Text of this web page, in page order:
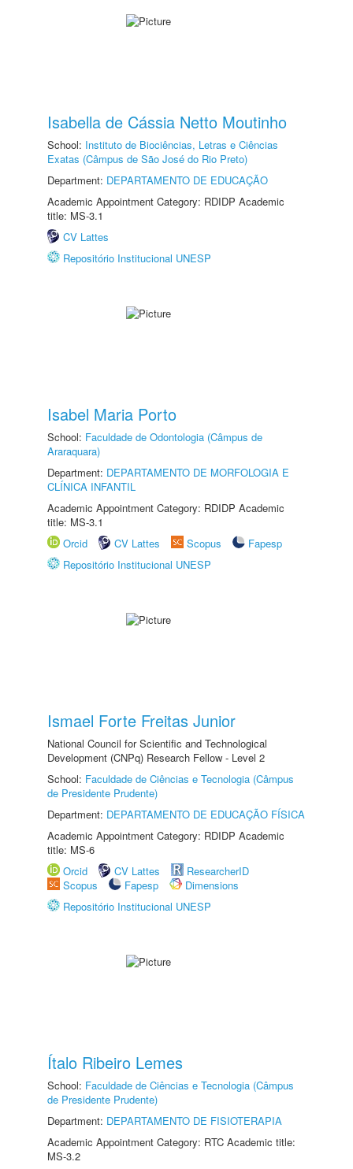
Isabella de Cássia Netto Moutinho
School: Instituto de Biociências, Letras e Ciências
Exatas (Câmpus de São José do Rio Preto)
Department: DEPARTAMENTO DE EDUCAÇÃO
Academic Appointment Category: RDIDP Academic
title: MS-3.1
CV Lattes
Repositório Institucional UNESP
Isabel Maria Porto
School: Faculdade de Odontologia (Câmpus de
Araraquara)
Department: DEPARTAMENTO DE MORFOLOGIA E
CLÍNICA INFANTIL
Academic Appointment Category: RDIDP Academic
title: MS-3.1
Orcid
CV Lattes Scopus
Fapesp
Repositório Institucional UNESP
Ismael Forte Freitas Junior
National Council for Scientific and Technological
Development (CNPq) Research Fellow - Level 2
School: Faculdade de Ciências e Tecnologia (Câmpus
de Presidente Prudente)
Department: DEPARTAMENTO DE EDUCAÇÃO FÍSICA
Academic Appointment Category: RDIDP Academic
title: MS-6
Orcid
CV Lattes
ResearcherID
Scopus
Fapesp
Dimensions
Repositório Institucional UNESP
Ítalo Ribeiro Lemes
School: Faculdade de Ciências e Tecnologia (Câmpus
de Presidente Prudente)
Department: DEPARTAMENTO DE FISIOTERAPIA
Academic Appointment Category: RTC Academic title:
MS-3.2